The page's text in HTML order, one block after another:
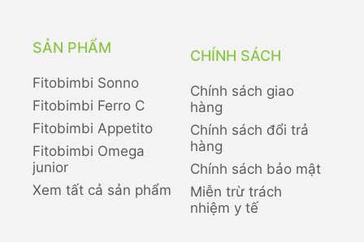
SẢN PHẨM
Fitobimbi Sonno
Fitobimbi Ferro C
Fitobimbi Appetito
Fitobimbi Omega
junior
Xem tất cả sản phẩm
CHÍNH SÁCH
Chính sách giao
hàng
Chính sách đổi trả
hàng
Chính sách bảo mật
Miễn trừ trách
nhiệm y tế